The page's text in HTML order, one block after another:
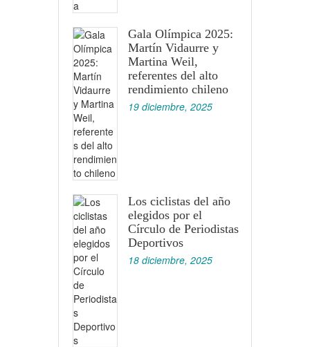
Gala Olímpica 2025:
Martín Vidaurre y
Martina Weil,
referentes del alto
rendimiento chileno
19 diciembre, 2025
Los ciclistas del año
elegidos por el
Círculo de Periodistas
Deportivos
18 diciembre, 2025